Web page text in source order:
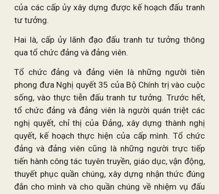
của các cấp ủy xây dựng được kế hoạch đấu tranh
tư tưởng.
Hai là, cấp ủy lãnh đạo đấu tranh tư tưởng thông
qua tổ chức đảng và đảng viên.
Tổ chức đảng và đảng viên là những người tiên
phong đưa Nghị quyết 35 của Bộ Chính trị vào cuộc
sống, vào thực tiễn đấu tranh tư tưởng. Trước hết,
tổ chức đảng và đảng viên là người quán triệt các
nghị quyết, chỉ thị của Đảng, xây dựng thành nghị
quyết, kế hoạch thực hiện của cấp mình. Tổ chức
đảng và đảng viên cũng là những người trực tiếp
tiến hành công tác tuyên truyền, giáo dục, vận động,
thuyết phục quần chúng, xây dựng nhận thức đúng
đắn cho mình và cho quần chúng về nhiệm vụ đấu